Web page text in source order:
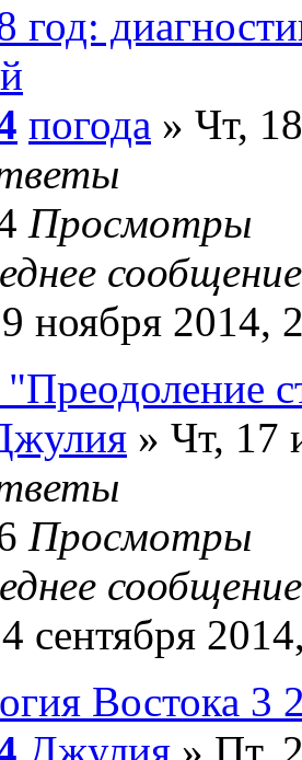
погода » Чт,
Просмотры
ноября 2014,
» Чт, 17
Просмотры
сентября
Востока 3
Джулия » Пт,